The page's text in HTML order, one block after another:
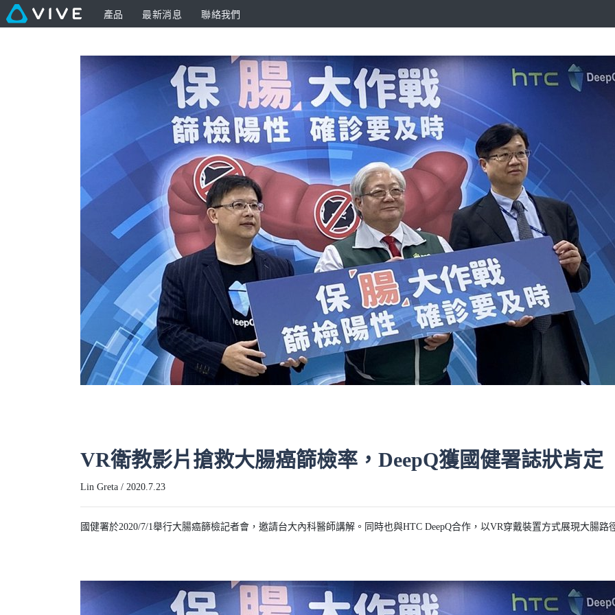
產品 最新消息 聯絡我們
VR衛教影片搶救大腸癌篩檢率，DeepQ獲國健署誌狀肯定
Lin Greta / 2020.7.23
國健署於2020/7/1舉行大腸癌篩檢記者會，邀請台大內科醫師講解。同時也與HTC DeepQ合作，以VR穿戴裝置方式展現大腸路